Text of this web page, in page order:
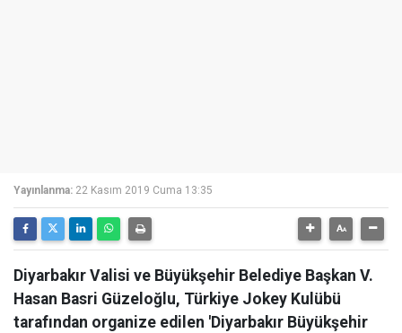
Yayınlanma: 22 Kasım 2019 Cuma 13:35
Diyarbakır Valisi ve Büyükşehir Belediye Başkan V.
Hasan Basri Güzeloğlu, Türkiye Jokey Kulübü
tarafından organize edilen 'Diyarbakır Büyükşehir